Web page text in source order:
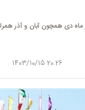
چند رسانه ای
دی همچون آبان و آذر
20:26 1403/10/15